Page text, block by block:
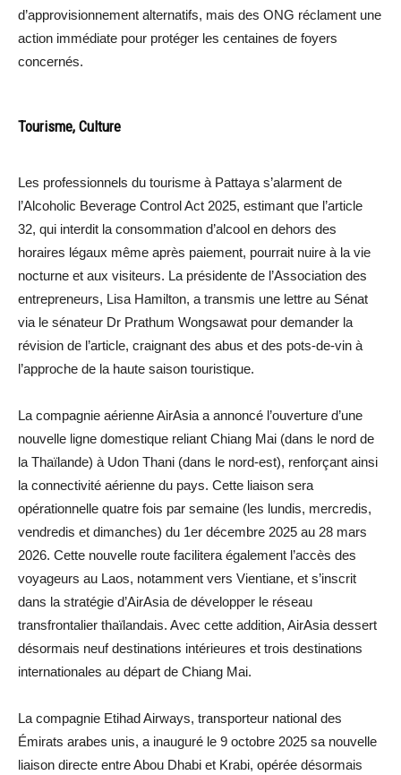
d’approvisionnement alternatifs, mais des ONG réclament une
action immédiate pour protéger les centaines de foyers
concernés.
Tourisme, Culture
Les professionnels du tourisme à Pattaya s’alarment de
l’Alcoholic Beverage Control Act 2025, estimant que l’article
32, qui interdit la consommation d’alcool en dehors des
horaires légaux même après paiement, pourrait nuire à la vie
nocturne et aux visiteurs. La présidente de l’Association des
entrepreneurs, Lisa Hamilton, a transmis une lettre au Sénat
via le sénateur Dr Prathum Wongsawat pour demander la
révision de l’article, craignant des abus et des pots-de-vin à
l’approche de la haute saison touristique.
La compagnie aérienne AirAsia a annoncé l’ouverture d’une
nouvelle ligne domestique reliant Chiang Mai (dans le nord de
la Thaïlande) à Udon Thani (dans le nord-est), renforçant ainsi
la connectivité aérienne du pays. Cette liaison sera
opérationnelle quatre fois par semaine (les lundis, mercredis,
vendredis et dimanches) du 1er décembre 2025 au 28 mars
2026. Cette nouvelle route facilitera également l’accès des
voyageurs au Laos, notamment vers Vientiane, et s’inscrit
dans la stratégie d’AirAsia de développer le réseau
transfrontalier thaïlandais. Avec cette addition, AirAsia dessert
désormais neuf destinations intérieures et trois destinations
internationales au départ de Chiang Mai.
La compagnie Etihad Airways, transporteur national des
Émirats arabes unis, a inauguré le 9 octobre 2025 sa nouvelle
liaison directe entre Abou Dhabi et Krabi, opérée désormais